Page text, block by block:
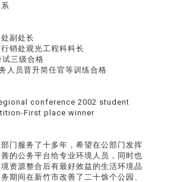
副处长
销处观光工程科科长
三级合格
人员晋升简任官等训练合格
conference 2002 student
First place winner
门服务了十多年，希望在公部门发挥
的公务平台给专业环境人员，同时也
资源整合后有最好效益的生活环境品
期间在新竹市改善了二十馀个公园、